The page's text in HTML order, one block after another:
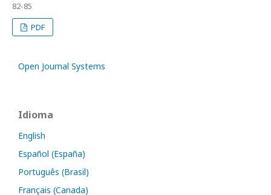
82-85
PDF
Open Journal Systems
Idioma
English
Español (España)
Português (Brasil)
Français (Canada)